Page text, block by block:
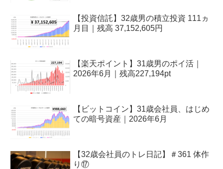
【投資信託】32歳男の積立投資 111ヵ
月目｜残高 37,152,605円
【楽天ポイント】31歳男のポイ活｜
2026年6月｜残高227,194pt
【ビットコイン】31歳会社員、はじめ
ての暗号資産｜2026年6月
【32歳会社員のトレ日記】＃361 体作
り⑰